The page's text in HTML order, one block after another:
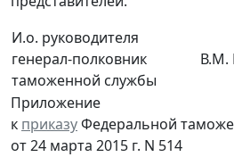
И.о. руководителя
генерал-полковник
таможенной службы
В.М.
Приложение
к приказуФедеральной
от 24 марта 2015 г. N 514